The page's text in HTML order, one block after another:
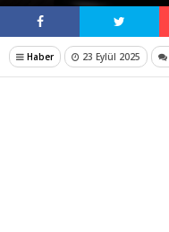
Haber 23 Eylül 2025